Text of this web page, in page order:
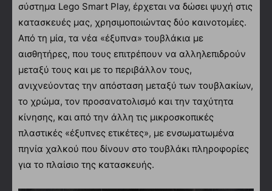
σύστημα Lego Smart Play, έρχεται να δώσει ψυχή στις
κατασκευές μας, χρησιμοποιώντας δύο καινοτομίες.
Από τη μία, τα νέα «έξυπνα» τουβλάκια με
αισθητήρες, που τους επιτρέπουν να αλληλεπιδρούν
μεταξύ τους και με το περιβάλλον τους,
ανιχνεύοντας την απόσταση μεταξύ των τουβλακίων,
το χρώμα, τον προσανατολισμό και την ταχύτητα
κίνησης, και από την άλλη τις μικροσκοπικές
πλαστικές «έξυπνες ετικέτες», με ενσωματωμένα
πηνία χαλκού που δίνουν στο τουβλάκι πληροφορίες
για το πλαίσιο της κατασκευής.